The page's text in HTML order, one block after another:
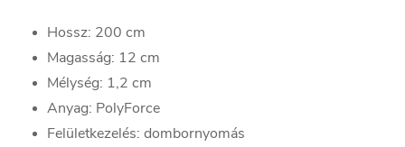
Hossz: 200 cm
Magasság: 12 cm
Mélység: 1,2 cm
Anyag: PolyForce
Felületkezelés: dombornyomás